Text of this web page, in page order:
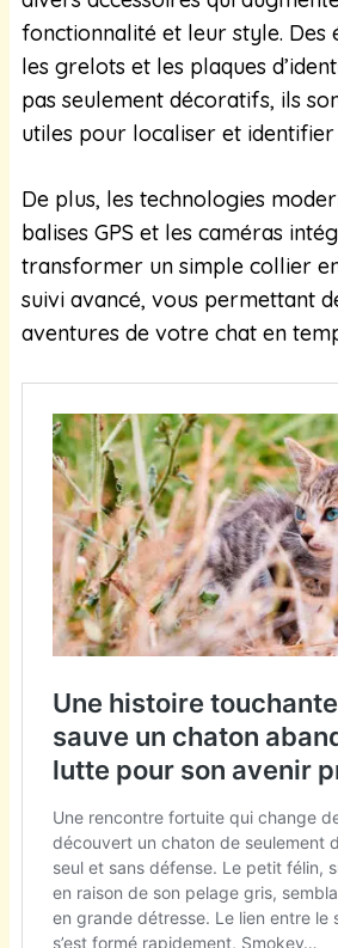
fonctionnalité et leur style. Des
les grelots et les plaques
pas seulement décoratifs, ils
utiles pour localiser et
De plus, les technologies
balises GPS et les caméras
transformer un simple collier
suivi avancé, vous permettant
aventures de votre chat en